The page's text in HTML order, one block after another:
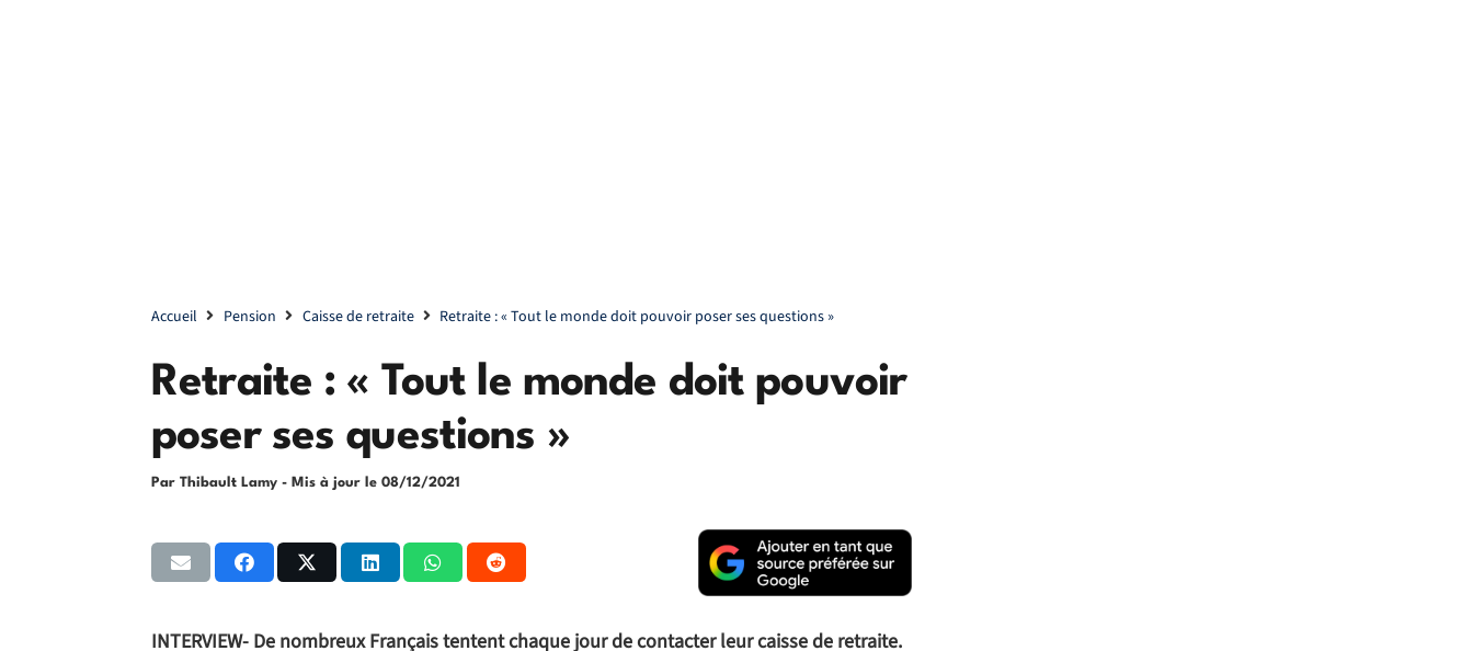
Accueil Pension Caisse de retraite Retraite : « Tout le monde doit pouvoir poser ses questions »
Retraite : « Tout le monde doit pouvoir
poser ses questions »
Par Thibault Lamy - Mis à jour le 08/12/2021
INTERVIEW- De nombreux Français tentent chaque jour de contacter leur caisse de retraite.